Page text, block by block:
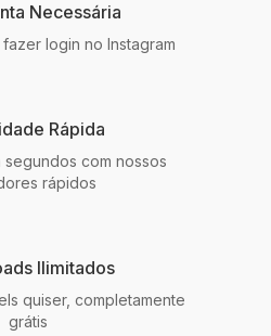
Necessária
login no Instagram
Rápida
segundos com nossos
rápidos
Ilimitados
quiser, completamente
grátis